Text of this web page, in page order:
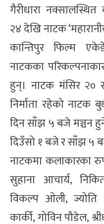
गैरीधारा नक्सालस्थित
२४ देखि नाटक
कान्तिपुर फिल्म
नाटकका
हुन्। नाटक मंसिर २०
निर्माता रहेको नाटक
दिन साँझ ५ बजे मञ्चन
दिउँसो १ बजे र साँझ ५
नाटकमा कलाकारका
सुहाना आचार्य,
विकल्प ओली, ज्योति
कार्की, गोविन पौडेल,